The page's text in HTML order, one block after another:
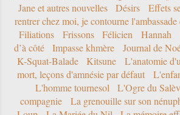
Jane et autres nouvelles
Désirs Effets
rentrer chez moi, je contourne
Filiations
Frissons Félicien Hannah
d’à côté
Impasse khmère Journal de
K-Squat-Balade
Kitsune L'anatomie
mort, leçons d'amnésie par défaut
L'homme tournesol
L'Ogre du
compagnie
La grenouille sur son